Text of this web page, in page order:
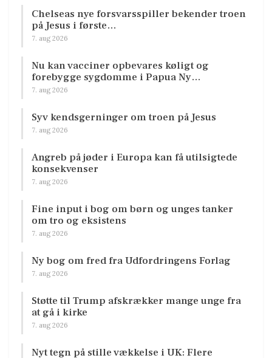
Chelseas nye forsvarsspiller bekender troen
på Jesus i første…
7. aug 2026
Nu kan vacciner opbevares køligt og
forebygge sygdomme i Papua Ny…
7. aug 2026
Syv kendsgerninger om troen på Jesus
7. aug 2026
Angreb på jøder i Europa kan få utilsigtede
konsekvenser
7. aug 2026
Fine input i bog om børn og unges tanker
om tro og eksistens
7. aug 2026
Ny bog om fred fra Udfordringens Forlag
7. aug 2026
Støtte til Trump afskrækker mange unge fra
at gå i kirke
7. aug 2026
Nyt tegn på stille vækkelse i UK: Flere